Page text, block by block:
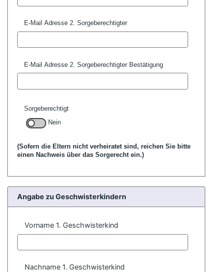
E-Mail Adresse 2. Sorgeberechtigter
E-Mail Adresse 2. Sorgeberechtigter Bestätigung
Sorgeberechtigt
Nein
(Sofern die Eltern nicht verheiratet sind, reichen Sie bitte
einen Nachweis über das Sorgerecht ein.)
Angabe zu Geschwisterkindern
Vorname 1. Geschwisterkind
Nachname 1. Geschwisterkind